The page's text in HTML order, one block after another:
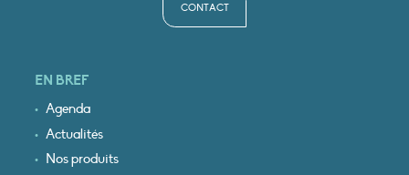
CONTACT
EN BREF
Agenda
Actualités
Nos produits